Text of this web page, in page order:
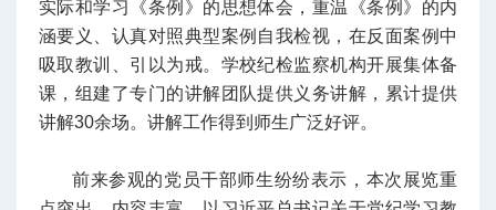
实际和学习《条例》的思想体会，重温《条例》的内
涵要义、认真对照典型案例自我检视，在反面案例中
吸取教训、引以为戒。学校纪检监察机构开展集体备
课，组建了专门的讲解团队提供义务讲解，累计提供
讲解30余场。讲解工作得到师生广泛好评。
前来参观的党员干部师生纷纷表示，本次展览重